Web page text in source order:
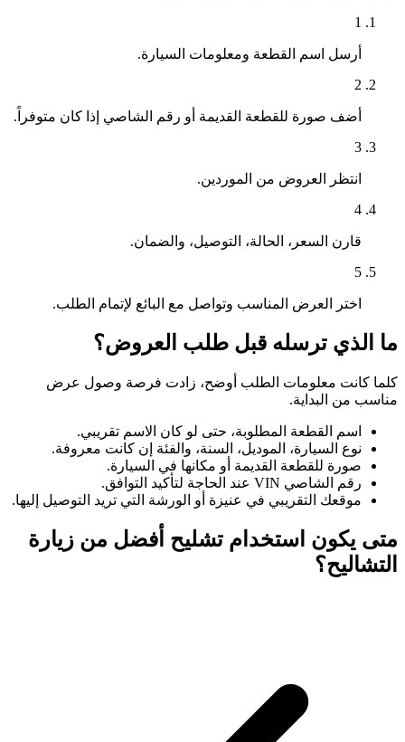
1
أرسل اسم القطعة ومعلومات السيارة.
2
أضف صورة للقطعة القديمة أو رقم الشاصي إذا كان متوفراً.
3
انتظر العروض من الموردين.
4
قارن السعر، الحالة، التوصيل، والضمان.
5
اختر العرض المناسب وتواصل مع البائع لإتمام الطلب.
ما الذي ترسله قبل طلب العروض؟
كلما كانت معلومات الطلب أوضح، زادت فرصة وصول عرض
مناسب من البداية.
اسم القطعة المطلوبة، حتى لو كان الاسم تقريبي.
نوع السيارة، الموديل، السنة، والفئة إن كانت معروفة.
صورة للقطعة القديمة أو مكانها في السيارة.
رقم الشاصي VIN عند الحاجة لتأكيد التوافق.
موقعك التقريبي في عنيزة أو الورشة التي تريد التوصيل إليها.
متى يكون استخدام تشليح أفضل من زيارة
التشاليح؟